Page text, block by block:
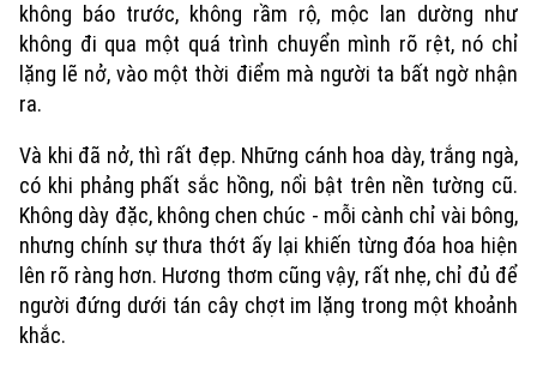
Xu hướng
không báo trước, không rầm rộ, mộc lan dường như
không đi qua một quá trình chuyển mình rõ rệt, nó chỉ
lặng lẽ nở, vào một thời điểm mà người ta bất ngờ nhận
ra.
Và khi đã nở, thì rất đẹp. Những cánh hoa dày, trắng ngà,
có khi phảng phất sắc hồng, nổi bật trên nền tường cũ.
Không dày đặc, không chen chúc - mỗi cành chỉ vài bông,
nhưng chính sự thưa thớt ấy lại khiến từng đóa hoa hiện
lên rõ ràng hơn. Hương thơm cũng vậy, rất nhẹ, chỉ đủ để
người đứng dưới tán cây chợt im lặng trong một khoảnh
khắc.